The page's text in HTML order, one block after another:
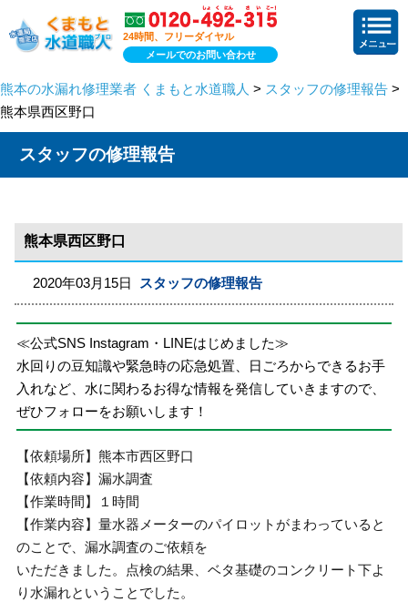
24時間、フリーダイヤル
メールでのお問い合わせ
熊本の水漏れ修理業者 くまもと水道職人 > スタッフの修理報告 >
熊本県西区野口
スタッフの修理報告
熊本県西区野口
2020年03月15日 スタッフの修理報告
≪公式SNS Instagram・LINEはじめました≫
水回りの豆知識や緊急時の応急処置、日ごろからできるお手
入れなど、水に関わるお得な情報を発信していきますので、
ぜひフォローをお願いします！
【依頼場所】熊本市西区野口
【依頼内容】漏水調査
【作業時間】１時間
【作業内容】量水器メーターのパイロットがまわっていると
のことで、漏水調査のご依頼を
いただきました。点検の結果、ベタ基礎のコンクリート下よ
り水漏れということでした。